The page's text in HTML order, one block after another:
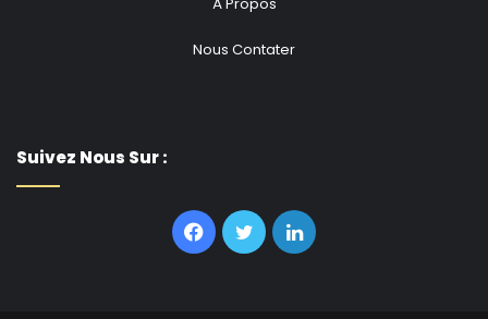
Beaucoup de pays qui ne valorisent pas assez leurs
Nous Contater
Suivez Nous Sur :
Facebook
TwitterLinkedin